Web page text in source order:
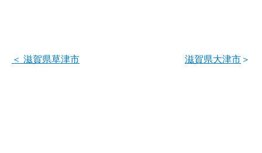
＜ 滋賀県草津市 ＞
滋賀県大津市